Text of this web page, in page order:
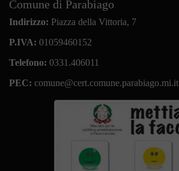
Comune di Parabiago
Indirizzo: Piazza della Vittoria, 7
P.IVA: 01059460152
Telefono: 0331.406011
PEC: comune@cert.comune.parabiago.mi.it